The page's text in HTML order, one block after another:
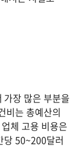
가장 많은 부분을
비는 총예산의
체 고용 비용은
당 50~200달러